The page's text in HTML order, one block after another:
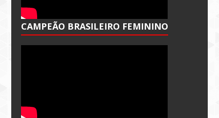
CAMPEÃO BRASILEIRO FEMININO